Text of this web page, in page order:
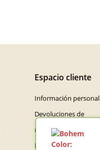
Espacio cliente
Información personal
Devoluciones de
mercancía
Pedidos